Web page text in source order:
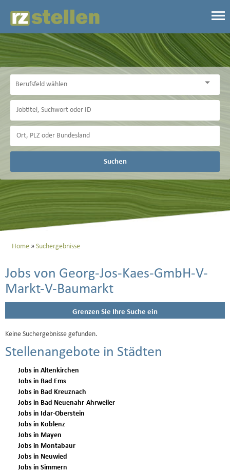
Suchen
Home Suchergebnisse
Jobs von Georg-Jos-Kaes-GmbH-V-
Markt-V-Baumarkt
Grenzen Sie Ihre Suche ein
Keine Suchergebnisse gefunden.
Stellenangebote in Städten
Jobs in Altenkirchen
Jobs in Bad Ems
Jobs in Bad Kreuznach
Jobs in Bad Neuenahr-Ahrweiler
Jobs in Idar-Oberstein
Jobs in Koblenz
Jobs in Mayen
Jobs in Montabaur
Jobs in Neuwied
Jobs in Simmern